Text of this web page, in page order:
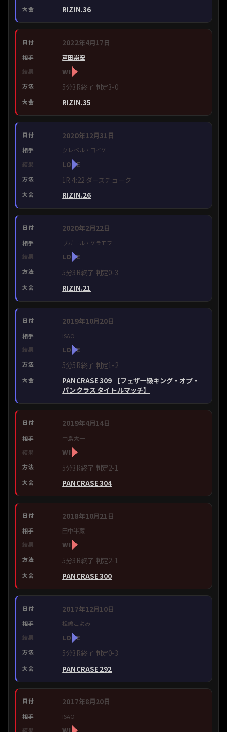
RIZIN.36
2022年4月17日
芦田崇宏
WIN
5分3R終了 判定3-0
RIZIN.35
2020年12月31日
クレベル・コイケ
LOSE
1R 4:22 ダースチョーク
RIZIN.26
2020年2月22日
ヴガール・ケラモフ
LOSE
5分3R終了 判定0-3
RIZIN.21
2019年10月20日
ISAO
LOSE
5分5R終了 判定1-2
PANCRASE 309 【フェザー級キング・オブ・
パンクラス タイトルマッチ】
2019年4月14日
中島太一
WIN
5分3R終了 判定2-1
PANCRASE 304
2018年10月21日
田中半蔵
WIN
5分3R終了 判定2-1
PANCRASE 300
2017年12月10日
松嶋こよみ
LOSE
5分3R終了 判定0-3
PANCRASE 292
2017年8月20日
ISAO